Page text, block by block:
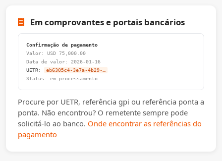
Em comprovantes e portais bancários
Confirmação de pagamento
Valor: USD 75,000.00
Data de valor: 2026-01-16
UETR:
eb6305c4-3e7a-4b29-…
Status: em processamento
Procure por UETR, referência gpi ou referência ponta a
ponta. Não encontrou? O remetente sempre pode
solicitá-lo ao banco. Onde encontrar as referências do
pagamento